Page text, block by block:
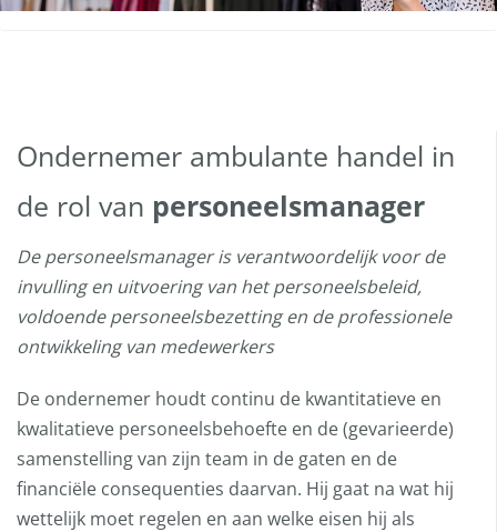
Ondernemer ambulante handel in
de rol van personeelsmanager
De personeelsmanager is verantwoordelijk voor de
invulling en uitvoering van het personeelsbeleid,
voldoende personeelsbezetting en de professionele
ontwikkeling van medewerkers
De ondernemer houdt continu de kwantitatieve en
kwalitatieve personeelsbehoefte en de (gevarieerde)
samenstelling van zijn team in de gaten en de
financiële consequenties daarvan. Hij gaat na wat hij
wettelijk moet regelen en aan welke eisen hij als